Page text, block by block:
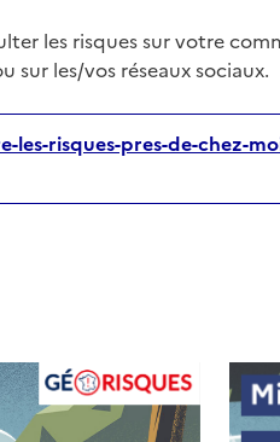
les risques sur votre
les/vos réseaux sociaux.
les-risques-pres-de-chez-